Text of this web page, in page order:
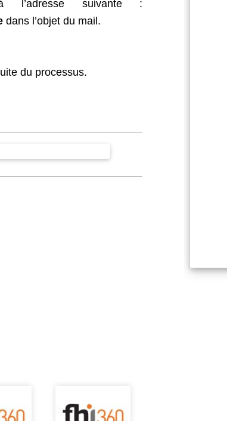
l’adresse suivante :
dans l’objet du mail.
du processus.